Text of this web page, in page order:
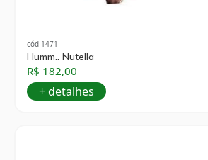
cód 1471
Humm.. Nutella
R$ 182,00
+ detalhes